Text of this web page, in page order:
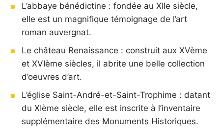
L’abbaye bénédictine : fondée au XIIe siècle,
elle est un magnifique témoignage de l’art
roman auvergnat.
Le château Renaissance : construit aux XVème
et XVIème siècles, il abrite une belle collection
d’oeuvres d’art.
L’église Saint-André-et-Saint-Trophime : datant
du XIème siècle, elle est inscrite à l’inventaire
supplémentaire des Monuments Historiques.